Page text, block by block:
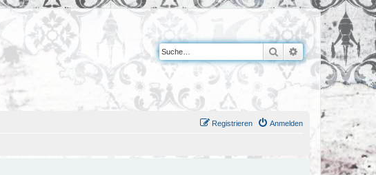
Suche Erweiterte Suche
Anmelden
Registrieren